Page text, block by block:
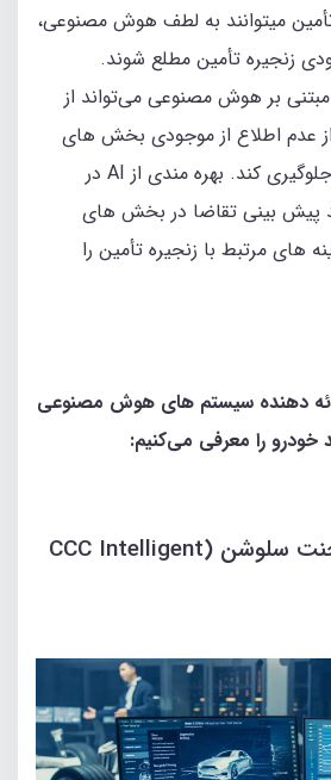
تأمین میتوانند به‌ لطف هوش مصنوعی،
زنجیره تأمین مطلع شوند.
مبتنی بر هوش مصنوعی می‌تواند از
عدم اطلاع از موجودی بخش‌ های
مختلف زنجیره تأمین جلوگیری کند. بهره‌ مندی از AI در
پیش‌ بینی تقاضا در بخش‌ های
های مرتبط با زنجیره تأمین را
دهنده سیستم‌ های هوش مصنوعی
خودرو را معرفی می‌کنیم:
سی‌سی‌سی اینتلیجنت سلوشن (CCC Intelligent